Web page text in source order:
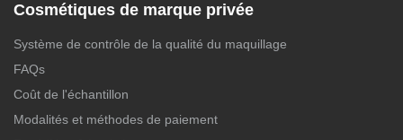
Cosmétiques de marque privée
Système de contrôle de la qualité du maquillage
FAQs
Coût de l'échantillon
Modalités et méthodes de paiement